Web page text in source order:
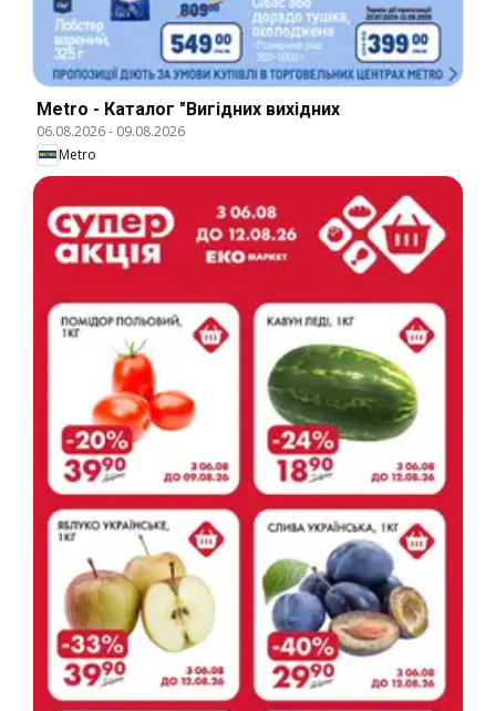
Metro - Каталог "Вигідних вихідних
06.08.2026- 09.08.2026
Metro